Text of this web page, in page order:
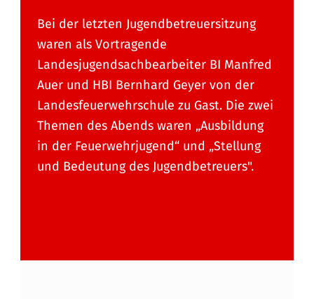
Bei der letzten Jugendbetreuersitzung
waren als Vortragende
Landesjugendsachbearbeiter BI Manfred
Auer und HBI Bernhard Geyer von der
Landesfeuerwehrschule zu Gast. Die zwei
Themen des Abends waren „Ausbildung
in der Feuerwehrjugend“ und „Stellung
und Bedeutung des Jugendbetreuers".